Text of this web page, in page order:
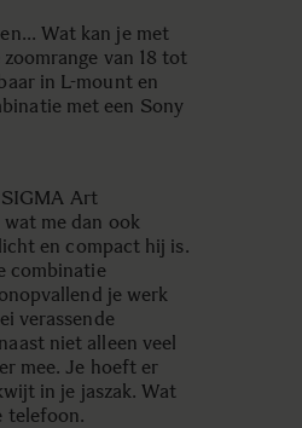
Wat kan je met
van 18 tot
in L-mount en
met een Sony
Art
me dan ook
en compact hij is.
combinatie
je werk
verassende
niet alleen veel
mee. Je hoeft er
in je jaszak. Wat
telefoon.